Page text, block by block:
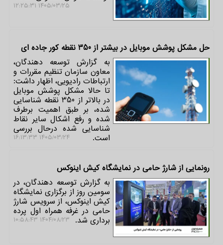
۱۴۰۵/۰۳/۲۵ ۱۲:۲۵:۳۱
حل مشکل پوشش موبایل در بیشتر از 350 نقطه کور جاده ای
به گزارش توسعه دهندگان،
معاون سازمان تنظیم مقررات و
ارتباطات رادیویی، اظهار داشت:
تا حالا مشکل پوشش موبایل
در بالاتر از 350 نقطه شناسایی
شده، بر طبق اهمیت برطرف
شده و رفع اشکال سایر نقاط
شناسایی شده درحال بررسی
است. ۱۴۰۵/۰۳/۲۴ ۱۶:۱۳:۳۳
رونمایی از شارژ حامی در نمایشگاه کیش اینوکس
به گزارش توسعه دهندگان، در
سومین روز از برگزاری نمایشگاه
کیش اینوکس، از سرویس شارژ
حامی در غرفه همراه اول پرده
برداری شد. ۱۴۰۴/۰۸/۲۳ ۱۰:۵۸:۴۳